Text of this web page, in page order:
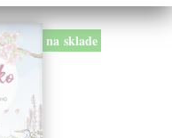
na sklade